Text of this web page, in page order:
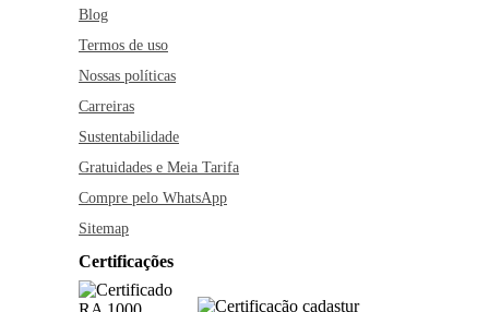
Blog
Termos de uso
Nossas políticas
Carreiras
Sustentabilidade
Gratuidades e Meia Tarifa
Compre pelo WhatsApp
Sitemap
Certificações